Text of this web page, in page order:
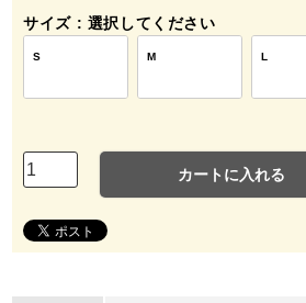
サイズ 選択してください
S M L
カートに入れる